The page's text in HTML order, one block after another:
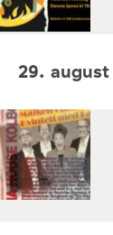
29. august